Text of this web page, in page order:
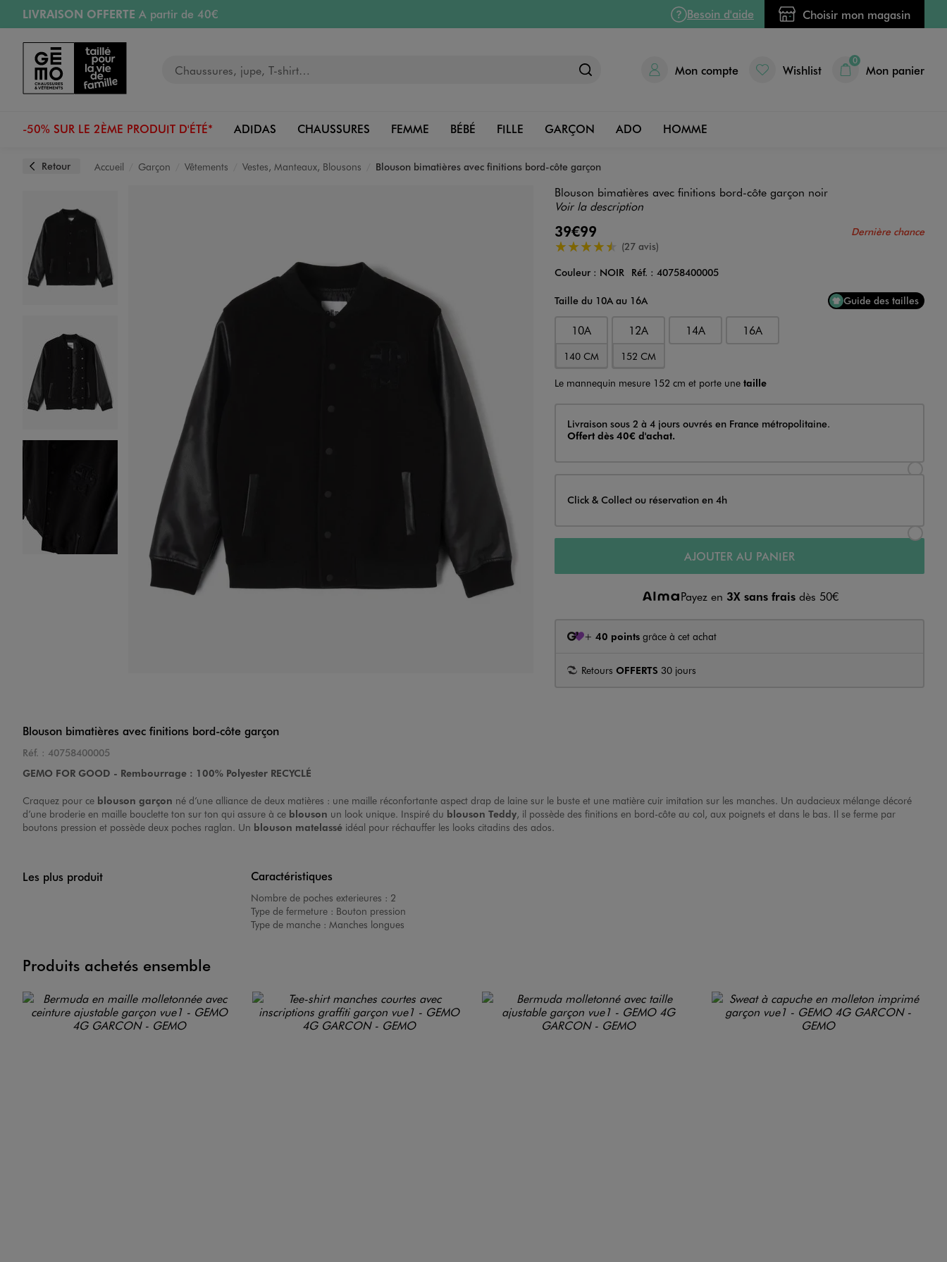
Aller au contenu principal
Aller à la navigation
LIVRAISON OFFERTE A partir de 40€
RETRAIT ET LIVRAISON OFFERTE
RÉSERVATION GRATUITE
4h en magasin
Retours OFFERTSpendant 30 jours
Besoin d'aide Choisir mon magasin
Mon compte Wishlist
0
Mon panier
-50% SUR LE 2ÈME PRODUIT D'ÉTÉ* ADIDAS CHAUSSURES FEMME BÉBÉ FILLE GARÇON ADO HOMME
Retour Accueil Garçon Vêtements Vestes, Manteaux, Blousons Blouson bimatières avec finitions bord-côte garçon
Image 3 sur 3
Blouson bimatières avec finitions bord-côte garçon noir
Voir la description
39€99 Dernière chance
4.5/5 de moyenne
(27 avis)
Couleur
Couleur : NOIR Réf. : 40758400005
Taille du 10A au 16A
Guide des tailles
10A
140 CM
12A
152 CM
14A 16A
Le mannequin mesure 152 cm et porte unetaille
Livraison
Livraison sous 2 à 4 jours ouvrés en France métropolitaine.
Offert dès 40€ d'achat.
Click & Collect ou réservation en 4h
AJOUTER AU PANIER
Payez en 3X sans fraisdès 50€
+ 40 pointsgrâce à cet achat
Retours OFFERTS 30 jours
Blouson bimatières avec finitions bord-côte garçon
Réf. : 40758400005
GEMO FOR GOOD - Rembourrage : 100% Polyester RECYCLÉ
Craquez pour ce blouson garçon né d’une alliance de deux matières : une maille réconfortante aspect drap de laine sur le buste et une matière cuir imitation sur les manches. Un audacieux mélange décoré
d’une broderie en maille bouclette ton sur ton qui assure à ce blouson un look unique. Inspiré du blouson Teddy, il possède des finitions en bord-côte au col, aux poignets et dans le bas. Il se ferme par
boutons pression et possède deux poches raglan. Un blouson matelassé idéal pour réchauffer les looks citadins des ados.
Les plus produit Caractéristiques
Nombre de poches exterieures : 2
Type de fermeture : Bouton pression
Type de manche : Manches longues
Produits achetés ensemble